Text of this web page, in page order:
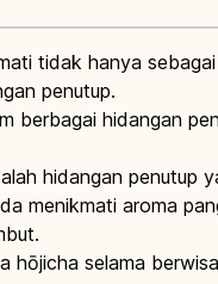
tidak hanya
penutup.
berbagai hidangan
hidangan penutup
menikmati aroma
hōjicha selama